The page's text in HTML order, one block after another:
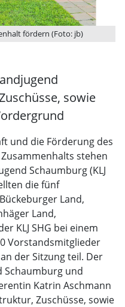
fördern (Foto: jb)
sowie
und die Förderung des
stehen
Schaumburg (KLJ
die fünf
Land,
Land,
KLJ SHG bei einem
Vorstandsmitglieder
der Sitzung teil. Der
Schaumburg und
Katrin Aschmann
Zuschüsse, sowie